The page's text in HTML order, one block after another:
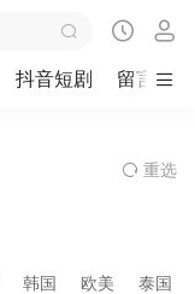
抖音短剧 留言
重选
韩国 欧美 泰国